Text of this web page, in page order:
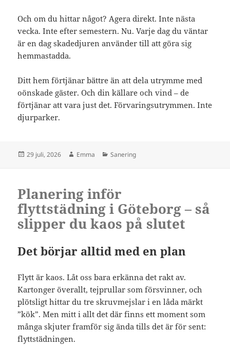
Och om du hittar något? Agera direkt. Inte nästa
vecka. Inte efter semestern. Nu. Varje dag du väntar
är en dag skadedjuren använder till att göra sig
hemmastadda.
Ditt hem förtjänar bättre än att dela utrymme med
oönskade gäster. Och din källare och vind – de
förtjänar att vara just det. Förvaringsutrymmen. Inte
djurparker.
Postat
29 juli, 2026 Författare
Emma Kategorier
Sanering
Planering inför
flyttstädning i Göteborg – så
slipper du kaos på slutet
Det börjar alltid med en plan
Flytt är kaos. Låt oss bara erkänna det rakt av.
Kartonger överallt, tejprullar som försvinner, och
plötsligt hittar du tre skruvmejslar i en låda märkt
”kök”. Men mitt i allt det där finns ett moment som
många skjuter framför sig ända tills det är för sent:
flyttstädningen.